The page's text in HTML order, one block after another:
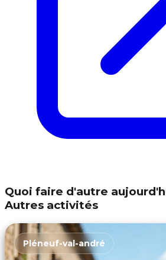
Quoi faire d'autre
Autres activités
Pléneuf-val-andré